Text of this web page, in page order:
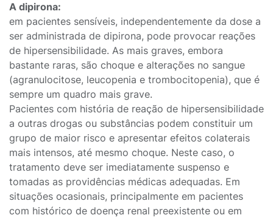
A dipirona:
em pacientes sensíveis, independentemente da dose a
ser administrada de dipirona, pode provocar reações
de hipersensibilidade. As mais graves, embora
bastante raras, são choque e alterações no sangue
(agranulocitose, leucopenia e trombocitopenia), que é
sempre um quadro mais grave.
Pacientes com história de reação de hipersensibilidade
a outras drogas ou substâncias podem constituir um
grupo de maior risco e apresentar efeitos colaterais
mais intensos, até mesmo choque. Neste caso, o
tratamento deve ser imediatamente suspenso e
tomadas as providências médicas adequadas. Em
situações ocasionais, principalmente em pacientes
com histórico de doença renal preexistente ou em